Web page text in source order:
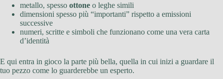
metallo, spesso ottone o leghe simili
dimensioni spesso più “importanti” rispetto a emissioni
successive
numeri, scritte e simboli che funzionano come una vera carta
d’identità
E qui entra in gioco la parte più bella, quella in cui inizi a guardare il
tuo pezzo come lo guarderebbe un esperto.